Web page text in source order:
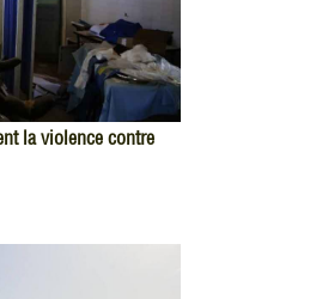
la violence contre